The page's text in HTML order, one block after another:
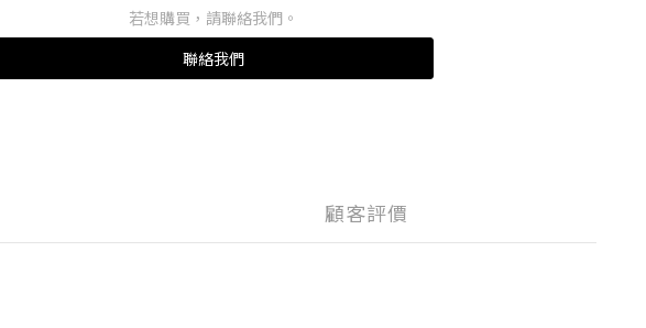
若想購買，請聯絡我們。
聯絡我們
顧客評價